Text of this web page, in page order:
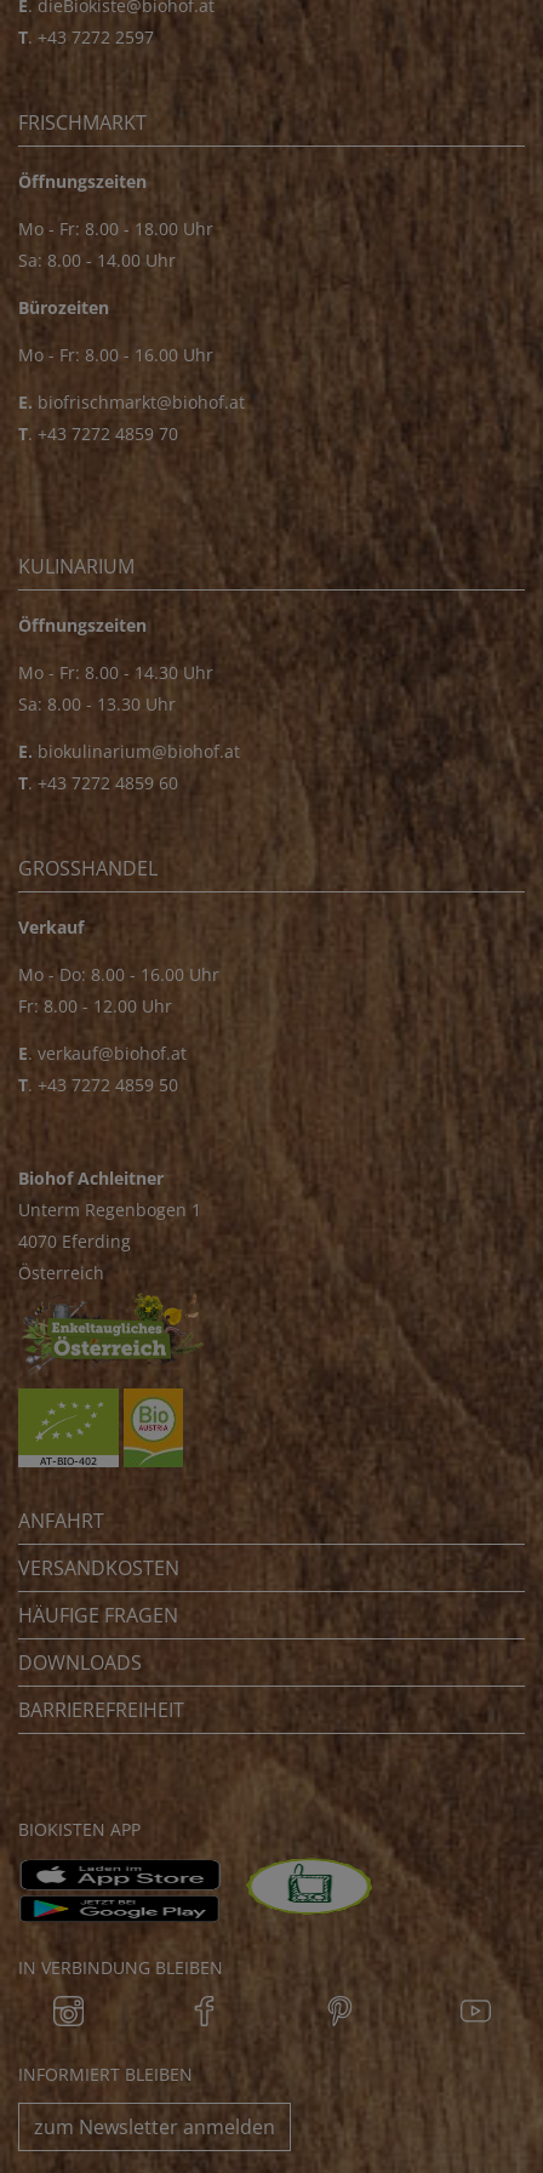
E. dieBiokiste@biohof.at
T. +43 7272 2597
FRISCHMARKT
Öffnungszeiten
Mo - Fr: 8.00 - 18.00 Uhr
Sa: 8.00 - 14.00 Uhr
Bürozeiten
Mo - Fr: 8.00 - 16.00 Uhr
E. biofrischmarkt@biohof.at
T. +43 7272 4859 70
KULINARIUM
Öffnungszeiten
Mo - Fr: 8.00 - 14.30 Uhr
Sa: 8.00 - 13.30 Uhr
E. biokulinarium@biohof.at
T. +43 7272 4859 60
GROSSHANDEL
Verkauf
Mo - Do: 8.00 - 16.00 Uhr
Fr: 8.00 - 12.00 Uhr
E. verkauf@biohof.at
T. +43 7272 4859 50
Biohof Achleitner
Unterm Regenbogen 1
4070 Eferding
Österreich
ANFAHRT
VERSANDKOSTEN
HÄUFIGE FRAGEN
DOWNLOADS
BARRIEREFREIHEIT
BIOKISTEN APP
IN VERBINDUNG BLEIBEN
INFORMIERT BLEIBEN
zum Newsletter anmelden